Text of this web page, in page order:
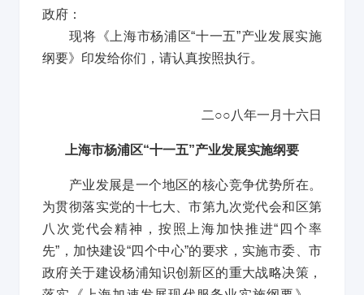
政府：
现将《上海市杨浦区“十一五”产业发展实施
纲要》印发给你们，请认真按照执行。
二○○八年一月十六日
上海市杨浦区“十一五”产业发展实施纲要
产业发展是一个地区的核心竞争优势所在。
为贯彻落实党的十七大、市第九次党代会和区第
八次党代会精神，按照上海加快推进“ 四个率
先” ，加快建设“四个中心”的要求，实施市委、市
政府关于建设杨浦知识创新区的重大战略决策，